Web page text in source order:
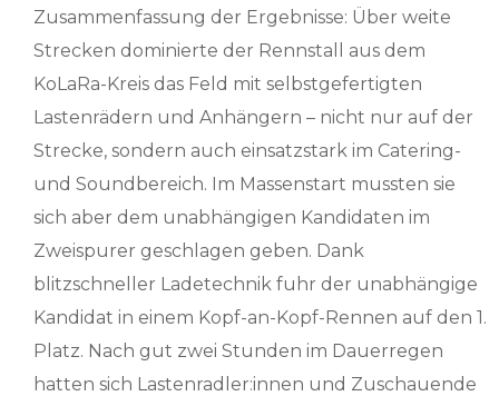
Zusammenfassung der Ergebnisse: Über weite
Strecken dominierte der Rennstall aus dem
KoLaRa-Kreis das Feld mit selbstgefertigten
Lastenrädern und Anhängern – nicht nur auf der
Strecke, sondern auch einsatzstark im Catering-
und Soundbereich. Im Massenstart mussten sie
sich aber dem unabhängigen Kandidaten im
Zweispurer geschlagen geben. Dank
blitzschneller Ladetechnik fuhr der unabhängige
Kandidat in einem Kopf-an-Kopf-Rennen auf den 1.
Platz. Nach gut zwei Stunden im Dauerregen
hatten sich Lastenradler:innen und Zuschauende